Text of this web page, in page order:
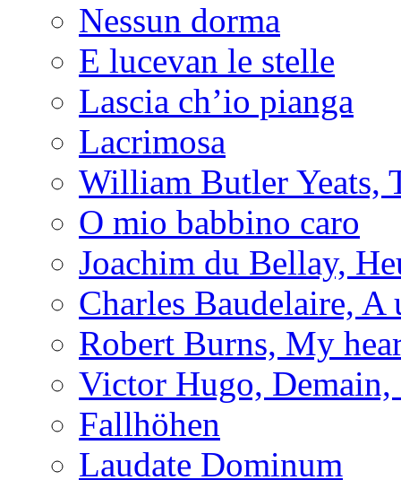
Nessun dorma
E lucevan le stelle
Lascia ch’io pianga
Lacrimosa
William Butler Yeats,
O mio babbino caro
Joachim du Bellay,
Charles Baudelaire, A
Robert Burns, My
Victor Hugo, Demain,
Fallhöhen
Laudate Dominum